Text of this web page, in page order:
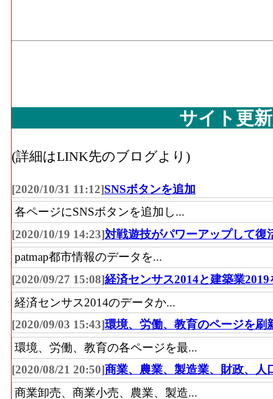
機械器具･従業員数[人](2016)：「自動車、
その他･年間商品販売額[百万円](2016)：「
具、スポーツ用品・がん具・娯楽用品・
その他･事業所数(2016)：「その他小売業(
器、医薬品・化粧品、農耕用品、燃料、
品・がん具・娯楽用品・楽器、写真機・
業所の数
その他･従業員数[人](2016)：「その他小売
う器、医薬品・化粧品、農耕用品、燃料
品・がん具・娯楽用品・楽器、写真機・
従事している人数
その他･売り場面積[㎡](2016)：「その他小
ゅう器、医薬品・化粧品、農耕用品、燃
ツ用品・がん具・娯楽用品・楽器、写真
サイト更
(詳細はLINK先のブログより)
[2020/10/31 11:12]SNSボタンを追加
各ページにSNSボタンを追加し...
[2020/10/19 14:23]対戦遊技がパワーアップして復
patmap都市情報のデータを...
[2020/09/27 15:08]経済センサス2014と建築業2019
経済センサス2014のデータか...
[2020/09/03 15:43]環境、労働、教育のページを刷
環境、労働、教育の各ページを最...
[2020/08/21 20:50]商業、農業、製造業、財政、人
商業卸売、商業小売、農業、製造...